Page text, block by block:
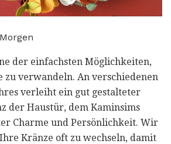
der einfachsten Möglichkeiten,
zu verwandeln. An verschiedenen
verleiht ein gut gestalteter
der Haustür, dem Kaminsims
Charme und Persönlichkeit. Wir
Kränze oft zu wechseln, damit